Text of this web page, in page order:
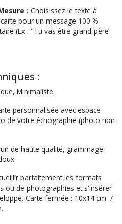
: Choisissez le texte à
pour un message 100 %
(Ex : "Tu vas être grand-père
:
Minimaliste.
personnalisée avec espace
de votre échographie (photo non
de haute qualité, grammage
parfaitement les formats
ou de photographies et s'insérer
Carte fermée : 10x14 cm /